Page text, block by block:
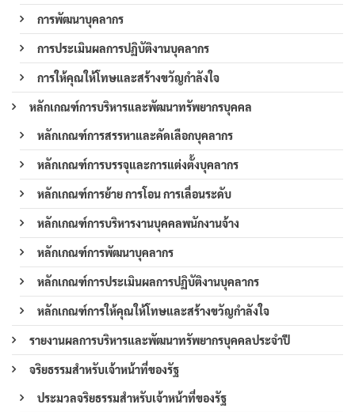
การพัฒนาบุคลากร
การประเมินผลการปฏิบัติงานบุคลากร
การให้คุณให้โทษและสร้างขวัญกำลังใจ
หลักเกณฑ์การบริหารและพัฒนาทรัพยากรบุคคล
หลักเกณฑ์การสรรหาและคัดเลือกบุคลากร
หลักเกณฑ์การบรรจุและการแต่งตั้งบุคลากร
หลักเกณฑ์การย้าย การโอน การเลื่อนระดับ
หลักเกณฑ์การบริหารงานบุคคลพนักงานจ้าง
หลักเกณฑ์การพัฒนาบุคลากร
หลักเกณฑ์การประเมินผลการปฏิบัติงานบุคลากร
หลักเกณฑ์การให้คุณให้โทษและสร้างขวัญกำลังใจ
รายงานผลการบริหารและพัฒนาทรัพยากรบุคคลประจำปี
จริยธรรมสำหรับเจ้าหน้าที่ของรัฐ
ประมวลจริยธรรมสำหรับเจ้าหน้าที่ของรัฐ